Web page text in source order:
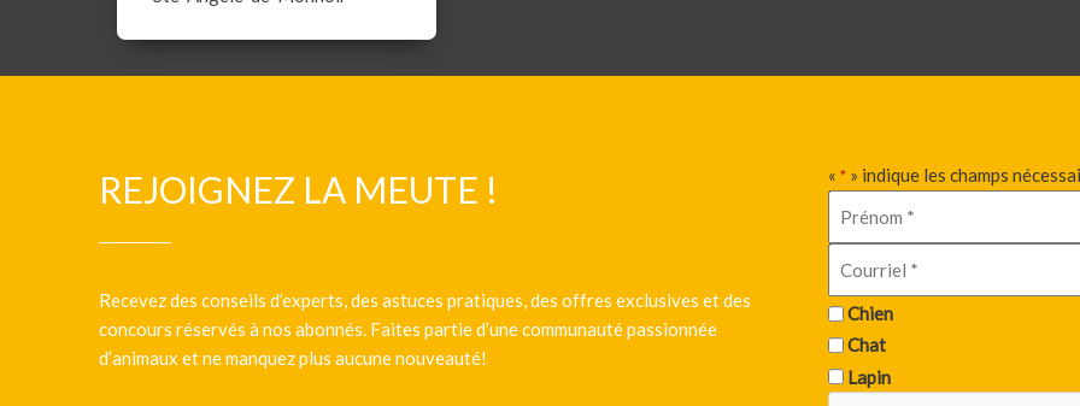
REJOIGNEZ LA MEUTE !
Recevez des conseils d’experts, des astuces pratiques, des offres exclusives et des
concours réservés à nos abonnés. Faites partie d’une communauté passionnée
d’animaux et ne manquez plus aucune nouveauté!
« * » indique les champs
Chien
Chat
Lapin